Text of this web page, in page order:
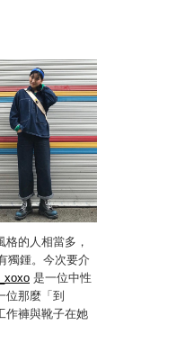
的人相當多，
獨鍾。今次要介
是一位中性
位那麼「到
作褲與靴子在她